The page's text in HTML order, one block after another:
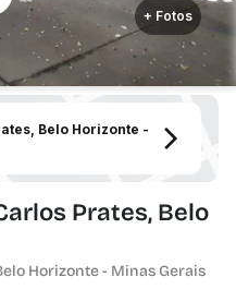
+ Fotos
Belo Horizonte -
Prates, Belo
Horizonte - Minas Gerais